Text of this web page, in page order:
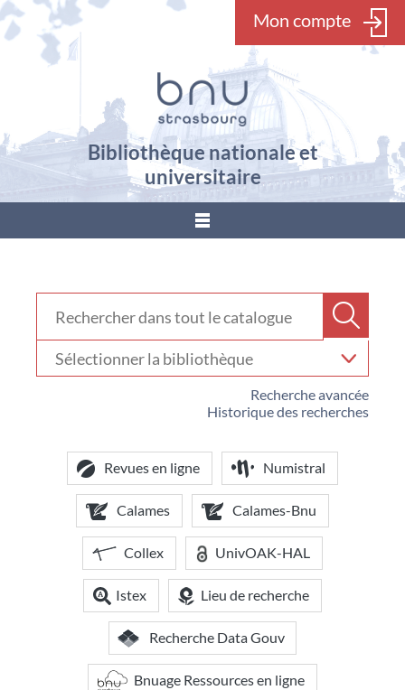
Mon compte
Bibliothèque nationale et
universitaire
???
Recherche avancée
Historique des recherches
votre
bibliothèque
Revues en ligne Numistral
Calames Calames-Bnu
Collex UnivOAK-HAL
Istex Lieu de recherche
Recherche Data Gouv
Bnuage Ressources en ligne